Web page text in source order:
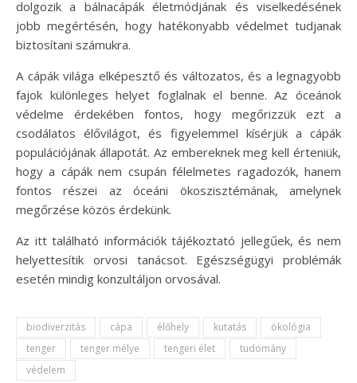
dolgozik a bálnacápák életmódjának és viselkedésének
jobb megértésén, hogy hatékonyabb védelmet tudjanak
biztosítani számukra.
A cápák világa elképesztő és változatos, és a legnagyobb
fajok különleges helyet foglalnak el benne. Az óceánok
védelme érdekében fontos, hogy megőrizzük ezt a
csodálatos élővilágot, és figyelemmel kísérjük a cápák
populációjának állapotát. Az embereknek meg kell érteniük,
hogy a cápák nem csupán félelmetes ragadozók, hanem
fontos részei az óceáni ökoszisztémának, amelynek
megőrzése közös érdekünk.
Az itt található információk tájékoztató jellegűek, és nem
helyettesítik orvosi tanácsot. Egészségügyi problémák
esetén mindig konzultáljon orvosával.
biodiverzitás cápa élőhely kutatás
ökológia
tenger
tenger mélye tengeri élet
tudomány
védelem